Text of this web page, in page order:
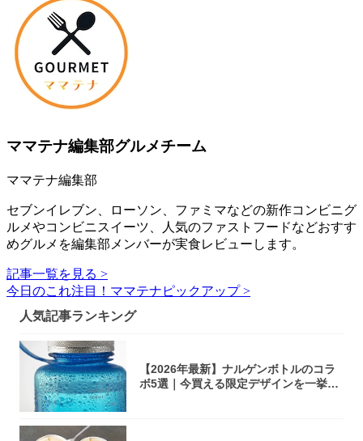
ママテナ編集部グルメチーム
ママテナ編集部
セブンイレブン、ローソン、ファミマなどの新作コンビニグ
ルメやコンビニスイーツ、人気のファストフードなどおすす
めグルメを編集部メンバーが実食レビューします。
記事一覧を見る >
今日のこれ注目！ママテナピックアップ >
人気記事ランキング
【2026年最新】ナルゲンボトルのコラ
ボ5選｜今買える限定デザインを一挙紹